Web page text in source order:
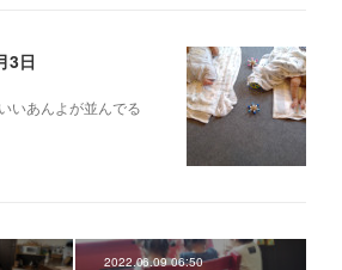
3日
いあんよが並んでる
2022.06.09 06:50